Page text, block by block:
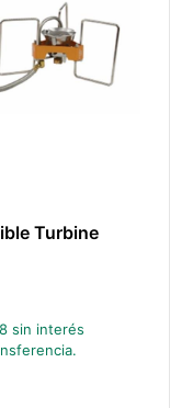
Turbine
sin interés